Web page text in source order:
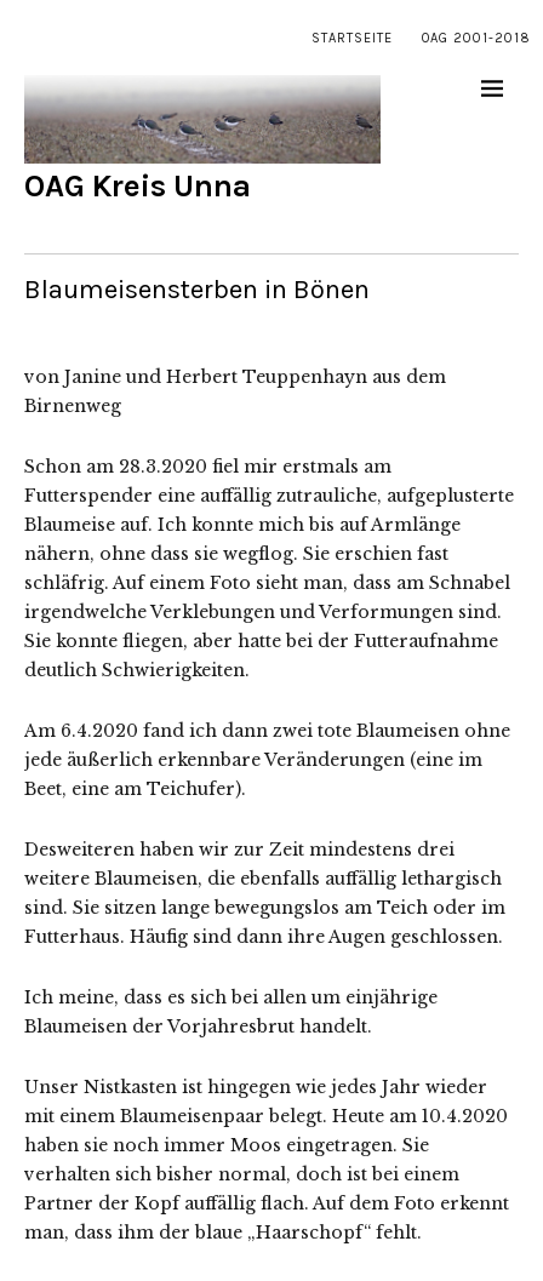
STARTSEITE OAG 2001-2018
OAG Kreis Unna
Blaumeisensterben in Bönen
von Janine und Herbert Teuppenhayn aus dem
Birnenweg
Schon am 28.3.2020 fiel mir erstmals am
Futterspender eine auffällig zutrauliche, aufgeplusterte
Blaumeise auf. Ich konnte mich bis auf Armlänge
nähern, ohne dass sie wegflog. Sie erschien fast
schläfrig. Auf einem Foto sieht man, dass am Schnabel
irgendwelche Verklebungen und Verformungen sind.
Sie konnte fliegen, aber hatte bei der Futteraufnahme
deutlich Schwierigkeiten.
Am 6.4.2020 fand ich dann zwei tote Blaumeisen ohne
jede äußerlich erkennbare Veränderungen (eine im
Beet, eine am Teichufer).
Desweiteren haben wir zur Zeit mindestens drei
weitere Blaumeisen, die ebenfalls auffällig lethargisch
sind. Sie sitzen lange bewegungslos am Teich oder im
Futterhaus. Häufig sind dann ihre Augen geschlossen.
Ich meine, dass es sich bei allen um einjährige
Blaumeisen der Vorjahresbrut handelt.
Unser Nistkasten ist hingegen wie jedes Jahr wieder
mit einem Blaumeisenpaar belegt. Heute am 10.4.2020
haben sie noch immer Moos eingetragen. Sie
verhalten sich bisher normal, doch ist bei einem
Partner der Kopf auffällig flach. Auf dem Foto erkennt
man, dass ihm der blaue „Haarschopf“ fehlt.